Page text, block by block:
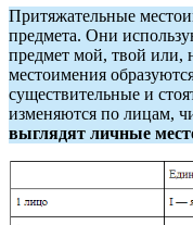
Притяжательные
предмета. Они
предмет мой, твой или,
местоимения
существительные и
изменяются по лицам,
выглядят личные